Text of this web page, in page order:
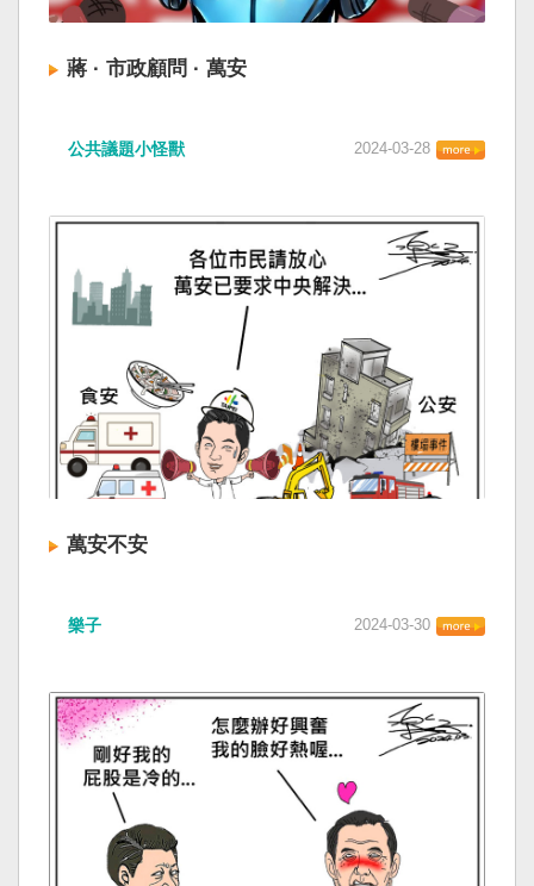
蔣 · 市政顧問 · 萬安
公共議題小怪獸 2024-03-28
萬安不安
樂子 2024-03-30